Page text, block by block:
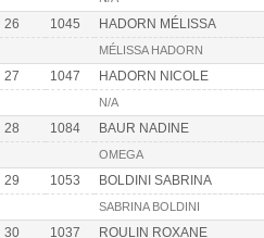
26 1045 HADORN MÉLISSA
MÉLISSA HADORN
27 1047 HADORN NICOLE
N/A
28 1084 BAUR NADINE
OMEGA
29 1053 BOLDINI SABRINA
SABRINA BOLDINI
30 1037 ROULIN ROXANE